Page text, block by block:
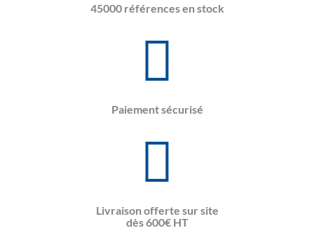
45000 références en stock
Paiement sécurisé
Livraison offerte sur site
dès 600€ HT